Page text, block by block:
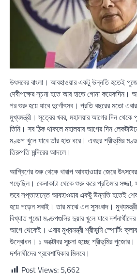
উৎসবের বাংলা। আবহাওয়ার একটু উন্নতি হতেই
দেবীপক্ষের সূচনা হতে আর হাতে গোনা কয়েকদিন।
পর শুরু হয়ে যাবে দুর্গোৎসব। প্রতি বছরের মতো
মুখ্যমন্ত্রী। সূত্রের খবর, মহালয়ার আগের দিন
তিনি। সব ঠিক থাকলে মহালয়ার আগের দিন
মণ্ডপ খুলে যাবে তাঁর হাত ধরে। এবছর শ্রীভূমির
তিরুপতি মন্দিরের আদলে।
আশ্বিণের শুরু থেকে খারাপ আবহাওয়ার জেরে উৎসবের
পড়েছিল। কেনাকাটা থেকে শুরু করে প্রতিমার
তবে সপ্তাহান্তে আবহাওয়ার একটু উন্নতি হতেই
হয়ে পড়েন সবাই। তার মাঝে এল সুসংবাদ।
বিখ্যাত পুজো মণ্ডপগুলির দুয়ার খুলে যাবে
আগে থেকেই। এবার মুখ্যমন্ত্রী শ্রীভূমি স্পোর্টিং
উদ্বোধন। ১ অক্টোবর সূচনা হচ্ছে শ্রীভূমির
দর্শনার্থীদের প্রবেশাধিকার মিলবে।
Post Views: 5,662